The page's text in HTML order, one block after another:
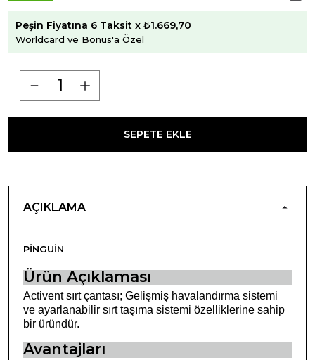
Peşin Fiyatına 6 Taksit x ₺1.669,70
Worldcard ve Bonus'a Özel
SEPETE EKLE
AÇIKLAMA
PINGUIN
Ürün Açıklaması
Activent sırt çantası; Gelişmiş havalandırma sistemi
ve ayarlanabilir sırt taşıma sistemi özelliklerine sahip
bir üründür.
Avantajları